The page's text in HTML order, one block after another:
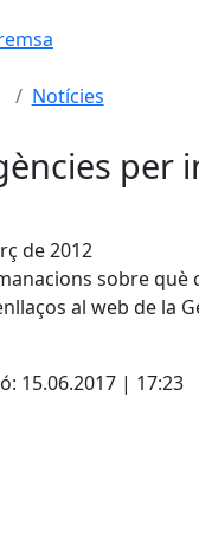
Notícies
per
de 2012
sobre què
al web de la
15.06.2017 | 17:23